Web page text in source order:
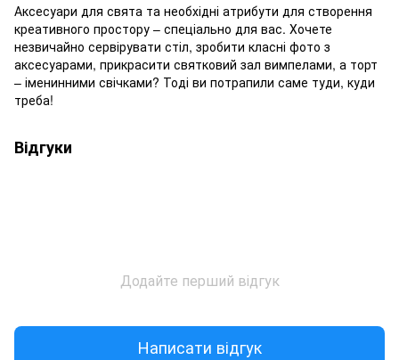
Аксесуари для свята та необхідні атрибути для створення
креативного простору – спеціально для вас. Хочете
незвичайно сервірувати стіл, зробити класні фото з
аксесуарами, прикрасити святковий зал вимпелами, а торт
– іменинними свічками? Тоді ви потрапили саме туди, куди
треба!
Відгуки
Додайте перший відгук
Написати відгук